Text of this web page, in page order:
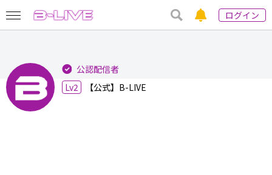
ログイン
公認配信者
Lv2
【公式】B-LIVE